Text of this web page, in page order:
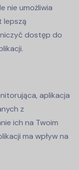
nie umożliwia
lepszą
dostęp do
aplikacja
z
ich na Twoim
ma wpływ na